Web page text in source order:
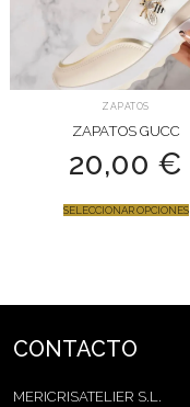
ZAPATOS
ZAPATOS GUCC
20,00 €
SELECCIONAR OPCIONES
CONTACTO
MERICRISATELIER S.L.